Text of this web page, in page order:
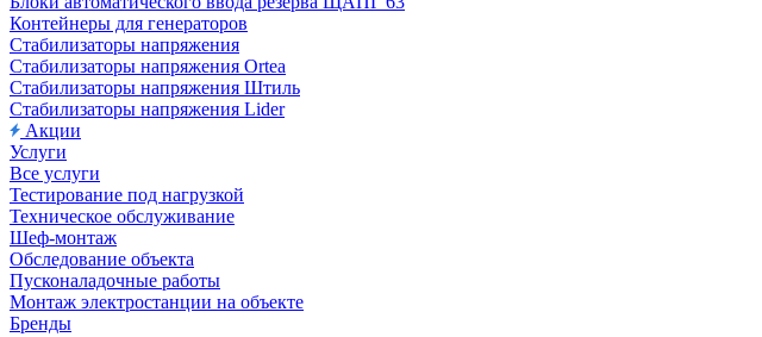
Контейнеры для генераторов
Стабилизаторы напряжения
Стабилизаторы напряжения Ortea
Стабилизаторы напряжения Штиль
Стабилизаторы напряжения Lider
Акции
Услуги
Все услуги
Тестирование под нагрузкой
Техническое обслуживание
Шеф-монтаж
Обследование объекта
Пусконаладочные работы
Монтаж электростанции на объекте
Бренды